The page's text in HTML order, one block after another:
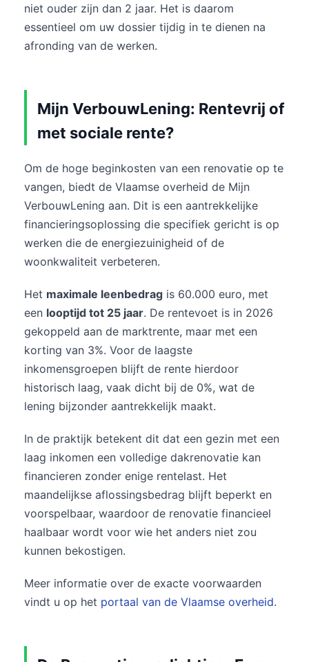
niet ouder zijn dan 2 jaar. Het is daarom
essentieel om uw dossier tijdig in te dienen na
afronding van de werken.
Mijn VerbouwLening: Rentevrij of
met sociale rente?
Om de hoge beginkosten van een renovatie op te
vangen, biedt de Vlaamse overheid de Mijn
VerbouwLening aan. Dit is een aantrekkelijke
financieringsoplossing die specifiek gericht is op
werken die de energiezuinigheid of de
woonkwaliteit verbeteren.
Het maximale leenbedrag is 60.000 euro, met
een looptijd tot 25 jaar. De rentevoet is in 2026
gekoppeld aan de marktrente, maar met een
korting van 3%. Voor de laagste
inkomensgroepen blijft de rente hierdoor
historisch laag, vaak dicht bij de 0%, wat de
lening bijzonder aantrekkelijk maakt.
In de praktijk betekent dit dat een gezin met een
laag inkomen een volledige dakrenovatie kan
financieren zonder enige rentelast. Het
maandelijkse aflossingsbedrag blijft beperkt en
voorspelbaar, waardoor de renovatie financieel
haalbaar wordt voor wie het anders niet zou
kunnen bekostigen.
Meer informatie over de exacte voorwaarden
vindt u op het portaal van de Vlaamse overheid.